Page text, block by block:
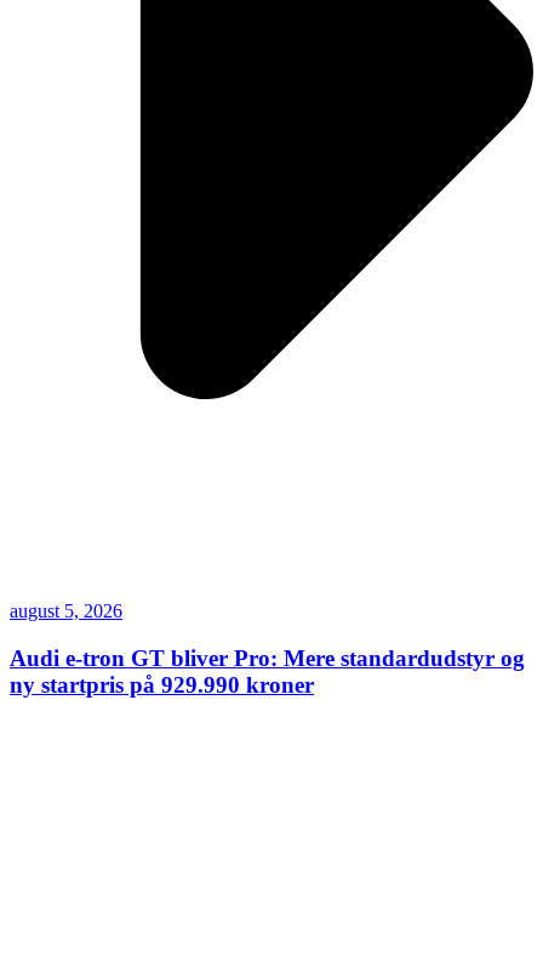
august 5, 2026
Audi e-tron GT bliver Pro: Mere standardudstyr og
ny startpris på 929.990 kroner